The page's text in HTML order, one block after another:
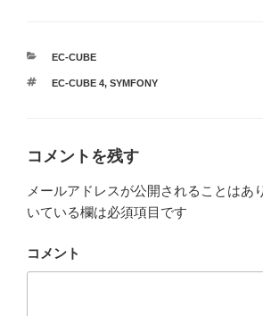
カ
ゴ
EC-CUBE
タ
EC-CUBE 4, SYMFONY
コメントを残す
メールアドレスが公開されることはあ
いている欄は必須項目です
コメント